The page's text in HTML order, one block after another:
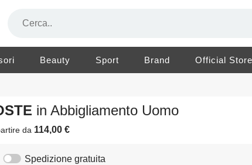
Beauty Sport Brand Official Store
in Abbigliamento Uomo
da 114,00 €
Spedizione gratuita